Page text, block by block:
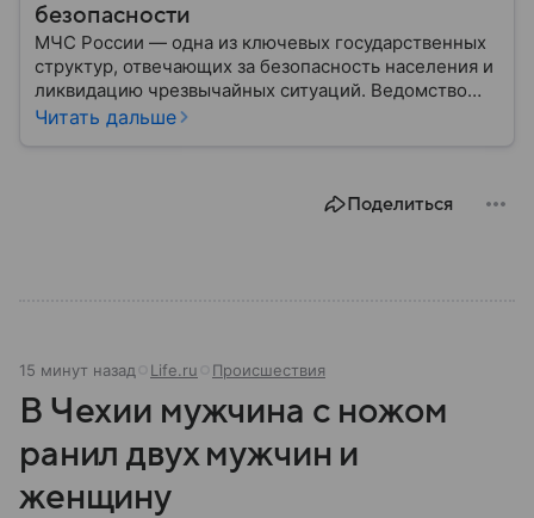
безопасности
МЧС России — одна из ключевых государственных
структур, отвечающих за безопасность населения и
ликвидацию чрезвычайных ситуаций. Ведомство
играет важную роль в защите граждан от
задачи выполняет и какую роль играет в
Читать дальше
Поделиться
15 минут назад Life.ru Происшествия
В Чехии мужчина с ножом
ранил двух мужчин и
женщину